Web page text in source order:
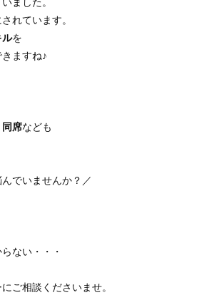
れています。
ルを
ますね♪
同席なども
でいませんか？／
ない・・・
ご相談くださいませ。